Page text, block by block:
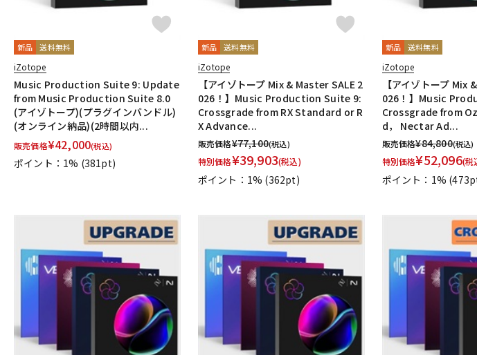
新品 送料無料
iZotope
Music Production Suite 9: Update
from Music Production Suite 8.0
(アイゾトープ)(プラグインバンドル)
(オンライン納品)(2時間以内...
販売価格¥42,000(税込)
ポイント：1% (381pt)
新品 送料無料
iZotope
【アイゾトープ Mix & Master SALE 2
026！】Music Production Suite 9:
Crossgrade from RX Standard or R
X Advance...
販売価格¥77,100(税込)
特別価格¥39,903(税込)
ポイント：1% (362pt)
新品 送料無料
iZotope
【アイゾトープ Mix
026！】Music
Crossgrade from
d， Nectar Ad...
販売価格¥84,800(税込)
特別価格¥52,096(税
ポイント：1%